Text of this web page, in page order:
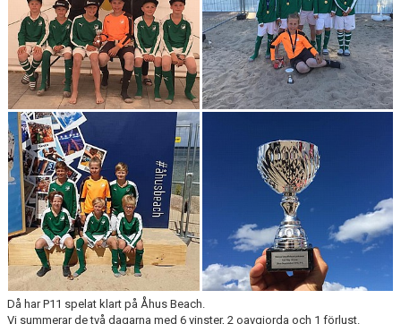
Då har P11 spelat klart på Åhus Beach.
Vi summerar de två dagarna med 6 vinster, 2 oavgjorda och 1 förlust.